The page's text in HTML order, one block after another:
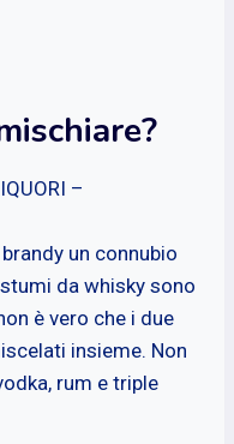
–
un connubio
da whisky sono
è vero che i due
insieme. Non
rum e triple